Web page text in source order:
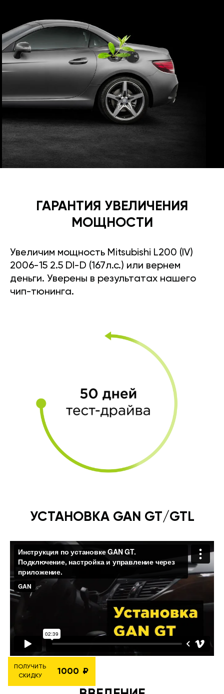
ГАРАНТИЯ УВЕЛИЧЕНИЯ
МОЩНОСТИ
Увеличим мощность Mitsubishi L200 (IV)
2006-15 2.5 DI-D (167л.с.) или вернем
деньги. Уверены в результатах нашего
чип-тюнинга.
УСТАНОВКА GAN GT/GTL
ПОЛУЧИТЬ
СКИДКУ
1000